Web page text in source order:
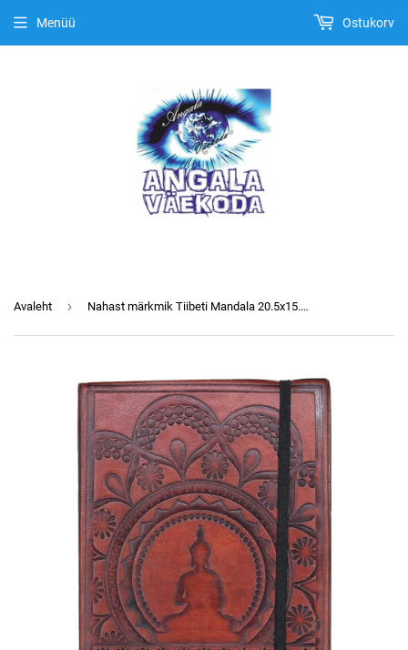
Menüü Ostukorv
Avaleht › Nahast märkmik Tiibeti Mandala 20.5x15.5x2.5